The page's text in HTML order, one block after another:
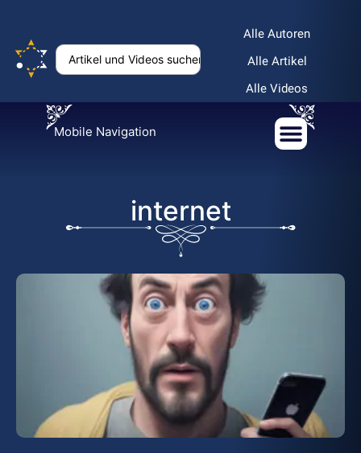
Alle Autoren
Alle Artikel
Alle Videos
Mobile Navigation
internet